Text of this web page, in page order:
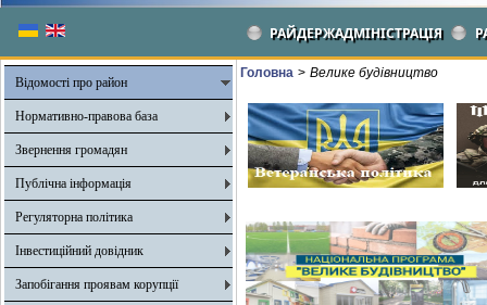
РАЙДЕРЖАДМІНІСТРАЦІЯ
Відомості про район
Нормативно-правова база
Звернення громадян
Публічна інформація
Регуляторна політика
Інвестиційний довідник
Запобігання проявам корупції
Головна > Велике будівництво